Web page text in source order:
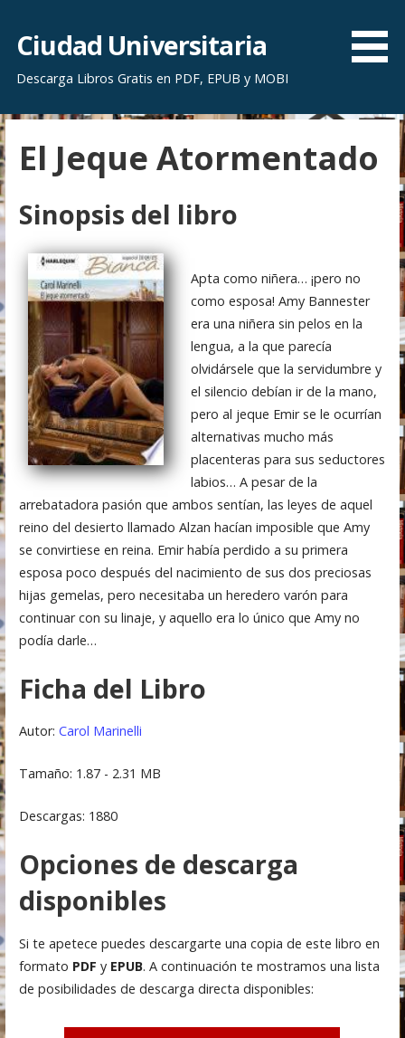
r
a
l
c
o
n
e
n
i
d
o
Ciudad Universitaria
Descarga Libros Gratis en PDF, EPUB y MOBI
El Jeque Atormentado
Sinopsis del libro
Apta como niñera… ¡pero no
como esposa! Amy Bannester
era una niñera sin pelos en la
lengua, a la que parecía
olvidársele que la servidumbre y
el silencio debían ir de la mano,
pero al jeque Emir se le ocurrían
alternativas mucho más
placenteras para sus seductores
labios… A pesar de la
arrebatadora pasión que ambos sentían, las leyes de aquel
reino del desierto llamado Alzan hacían imposible que Amy
se convirtiese en reina. Emir había perdido a su primera
esposa poco después del nacimiento de sus dos preciosas
hijas gemelas, pero necesitaba un heredero varón para
continuar con su linaje, y aquello era lo único que Amy no
podía darle…
Ficha del Libro
Autor: Carol Marinelli
Tamaño: 1.87 - 2.31 MB
Descargas: 1880
Opciones de descarga
disponibles
Si te apetece puedes descargarte una copia de este libro en
formato PDF y EPUB. A continuación te mostramos una lista
de posibilidades de descarga directa disponibles: